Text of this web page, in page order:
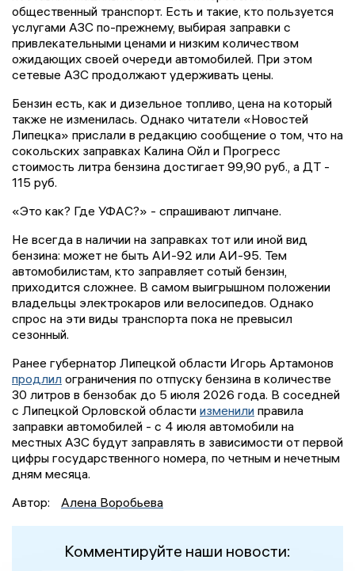
общественный транспорт. Есть и такие, кто пользуется
услугами АЗС по-прежнему, выбирая заправки с
привлекательными ценами и низким количеством
ожидающих своей очереди автомобилей. При этом
сетевые АЗС продолжают удерживать цены.
Бензин есть, как и дизельное топливо, цена на который
также не изменилась. Однако читатели «Новостей
Липецка» прислали в редакцию сообщение о том, что на
сокольских заправках Калина Ойл и Прогресс
стоимость литра бензина достигает 99,90 руб., а ДТ -
115 руб.
«Это как? Где УФАС?» - спрашивают липчане.
Не всегда в наличии на заправках тот или иной вид
бензина: может не быть АИ-92 или АИ-95. Тем
автомобилистам, кто заправляет сотый бензин,
приходится сложнее. В самом выигрышном положении
владельцы электрокаров или велосипедов. Однако
спрос на эти виды транспорта пока не превысил
сезонный.
Ранее губернатор Липецкой области Игорь Артамонов
продлил ограничения по отпуску бензина в количестве
30 литров в бензобак до 5 июля 2026 года. В соседней
с Липецкой Орловской области изменили правила
заправки автомобилей - с 4 июля автомобили на
местных АЗС будут заправлять в зависимости от первой
цифры государственного номера, по четным и нечетным
дням месяца.
Автор:
Алена Воробьева
Комментируйте наши новости: